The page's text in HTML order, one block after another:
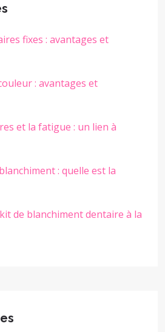
fixes : avantages et
: avantages et
et la fatigue : un lien à
: quelle est la
de blanchiment dentaire à la